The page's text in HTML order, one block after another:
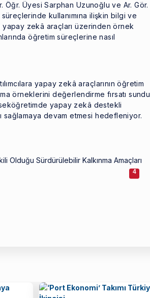
Öğr. Üyesi Sarphan Uzunoğlu ve Ar. Gör.
kullanımına ilişkin bilgi ve
yapay zekâ araçları üzerinden örnek
öğretim süreçlerine nasıl
yapay zekâ araçlarının öğretim
örneklerini değerlendirme fırsatı
yapay zekâ destekli
sağlamaya devam etmesi hedefleniyor.
Olduğu Sürdürülebilir Kalkınma Amaçları
4